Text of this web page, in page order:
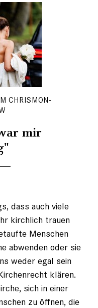
CHRISMON-
mir
dass auch viele
kirchlich trauen
Menschen
abwenden oder sie
weder egal sein
klären.
sich in einer
zu öffnen, die